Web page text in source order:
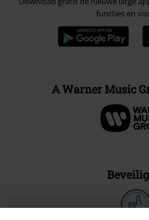
functies en
A Warner Music